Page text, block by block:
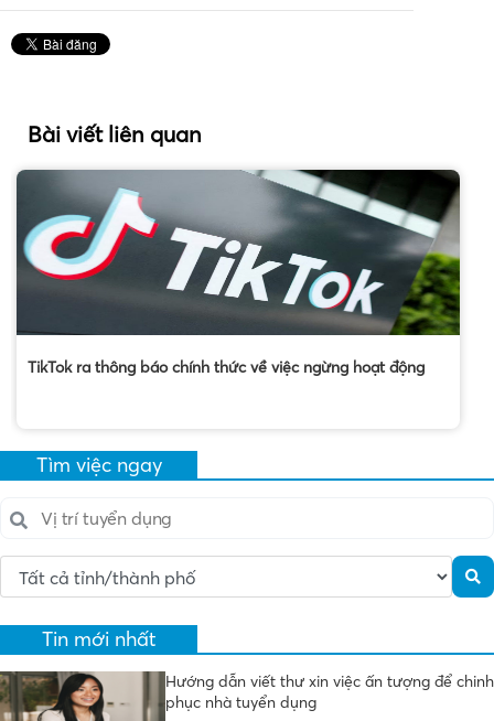
Bài viết liên quan
TikTok ra thông báo chính thức về việc ngừng hoạt động
Tìm việc ngay
Tin mới nhất
Hướng dẫn viết thư xin việc ấn tượng để chinh
phục nhà tuyển dụng